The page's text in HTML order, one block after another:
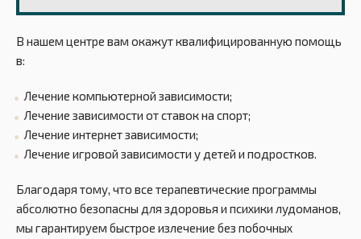
В нашем центре вам окажут квалифицированную помощь
в:
Лечение компьютерной зависимости;
Лечение зависимости от ставок на спорт;
Лечение интернет зависимости;
Лечение игровой зависимости у детей и подростков.
Благодаря тому, что все терапевтические программы
абсолютно безопасны для здоровья и психики лудоманов,
мы гарантируем быстрое излечение без побочных